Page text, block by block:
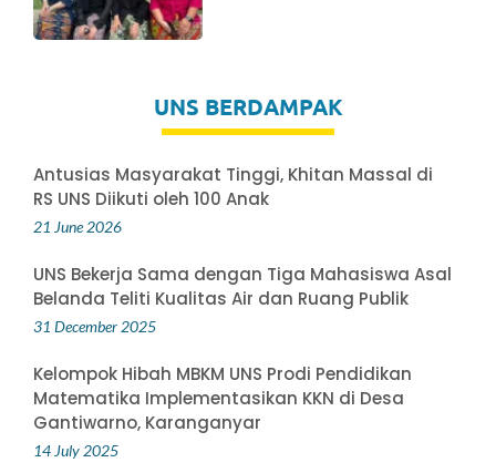
UNS BERDAMPAK
Antusias Masyarakat Tinggi, Khitan Massal di
RS UNS Diikuti oleh 100 Anak
21 June 2026
UNS Bekerja Sama dengan Tiga Mahasiswa Asal
Belanda Teliti Kualitas Air dan Ruang Publik
31 December 2025
Kelompok Hibah MBKM UNS Prodi Pendidikan
Matematika Implementasikan KKN di Desa
Gantiwarno, Karanganyar
14 July 2025